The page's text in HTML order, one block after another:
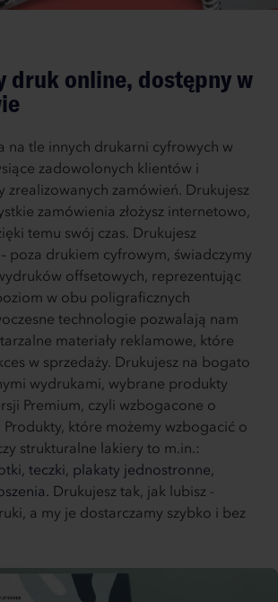
druk online, dostępny w
na tle innych drukarni cyfrowych w
zadowolonych klientów i
zrealizowanych zamówień. Drukujesz
zamówienia złożysz internetowo,
temu swój czas. Drukujesz
poza drukiem cyfrowym, świadczymy
offsetowych, reprezentując
w obu poligraficznych
technologie pozwalają nam
materiały reklamowe, które
w sprzedaży. Drukujesz na bogato
wydrukami, wybrane produkty
Premium, czyli wzbogacone o
Produkty, które możemy wzbogacić o
strukturalne lakiery to m.in.:
teczki, plakaty jednostronne,
Drukujesz tak, jak lubisz -
a my je dostarczamy szybko i bez